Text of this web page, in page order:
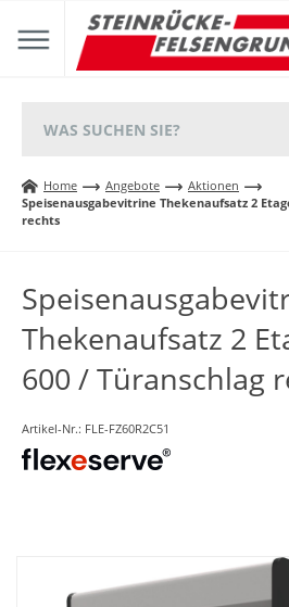
Home Angebote
Aktionen
Speisenausgabevitrine Thekenaufsatz 2
rechts
Thekenaufsatz 2
600 / Türanschlag
Artikel-Nr.: FLE-FZ60R2C51